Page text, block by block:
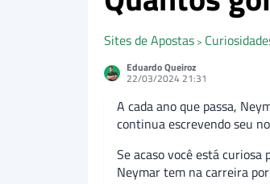
Sites de Apostas >
Eduardo Queiroz
22/03/2024 21:31
A cada ano que passa,
continua escrevendo seu
Se acaso você está
Neymar tem na carreira